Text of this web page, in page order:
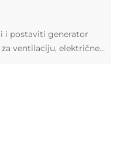
i postaviti generator
ventilaciju, električne